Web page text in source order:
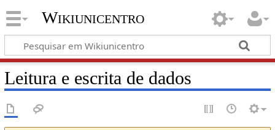
Wikiunicentro
Leitura e escrita de dados